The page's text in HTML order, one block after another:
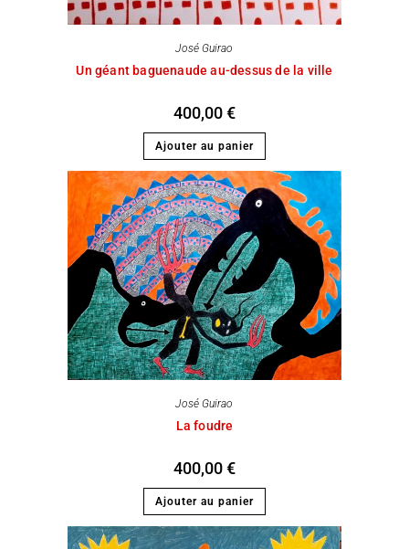
José Guirao
Un géant baguenaude au-dessus de la ville
400,00€
Ajouter au panier
José Guirao
La foudre
400,00€
Ajouter au panier